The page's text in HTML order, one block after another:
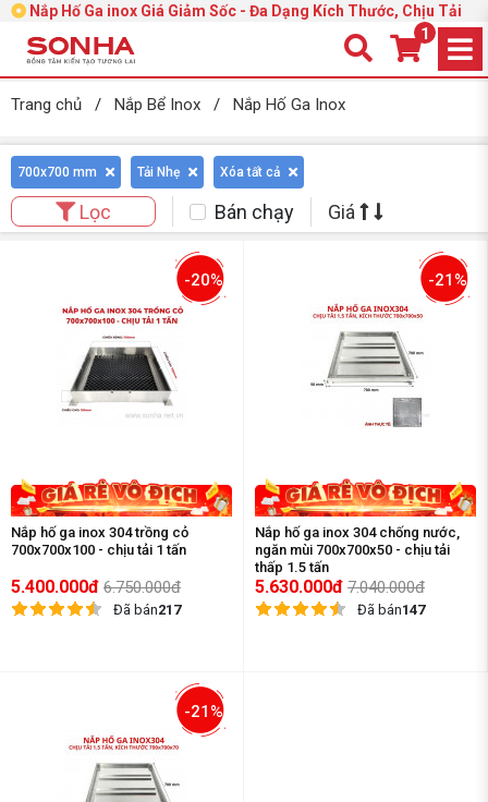
Nắp Hố Ga inox Giá Giảm Sốc - Đa Dạng Kích Thước, Chịu Tải
1
Trang chủ / Nắp Bể Inox / Nắp Hố Ga Inox
700x700 mm Tải Nhẹ Xóa tất cả
Lọc Bán chạy Giá
-20%
Nắp hố ga inox 304 trồng cỏ
700x700x100 - chịu tải 1 tấn
5.400.000đ 6.750.000đ
Đã bán217
-21%
Nắp hố ga inox 304 chống nước,
ngăn mùi 700x700x50 - chịu tải
thấp 1.5 tấn
5.630.000đ 7.040.000đ
Đã bán147
-21%